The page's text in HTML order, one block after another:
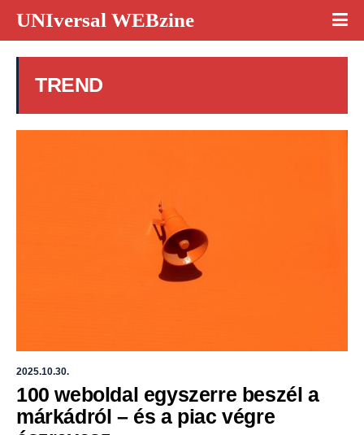
UNIversal WEBzine
TREND
2025.10.30.
100 weboldal egyszerre beszél a
márkádról – és a piac végre